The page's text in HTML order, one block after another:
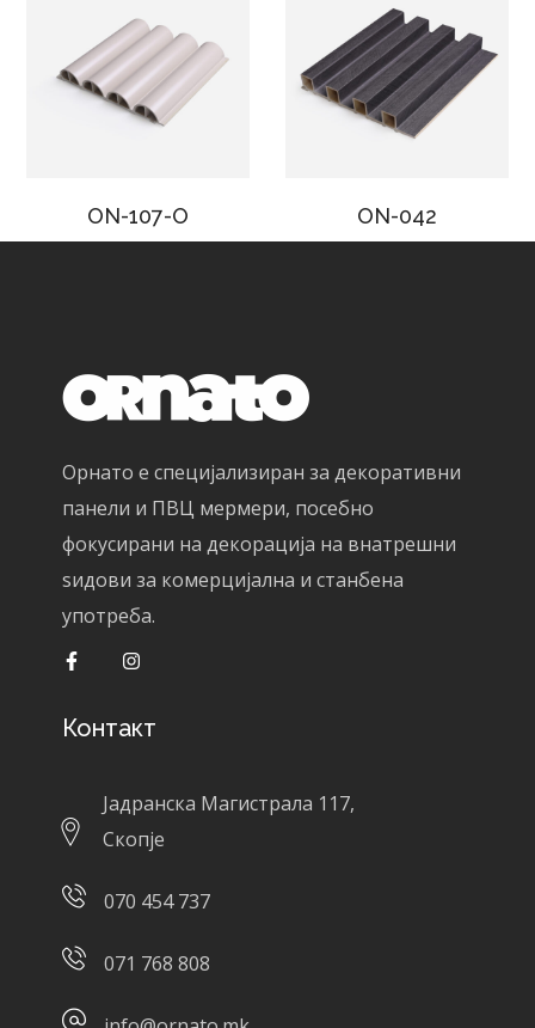
ON-107-O ON-042
Орнато е специјализиран за декоративни
панели и ПВЦ мермери, посебно
фокусирани на декорација на внатрешни
ѕидови за комерцијална и станбена
употреба.
Контакт
Јадранска Магистрала 117,
Скопје
070 454 737
071 768 808